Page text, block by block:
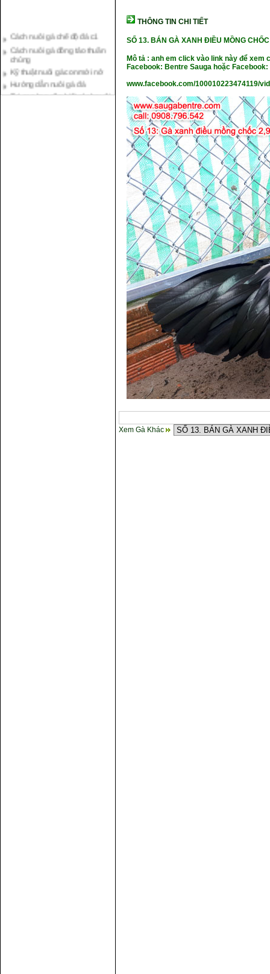
Cách nuôi gà đông tảo thuần
chủng
Kỹ thuật nuôi gà con mới nở
Hướng dẫn nuôi gà đá
Tại sao bạn cần biết cách nuôi
gà chọi ?
THÔNG TIN CHI TIẾT
SỐ 13.BÁN GÀ XANH ĐIỀU MỒNG CHỐC
Mô tả : anh em click vào link này để
Facebook: Bentre Sauga hoặc Facebook:
www.facebook.com/100010223474119/
Xem Gà Khác